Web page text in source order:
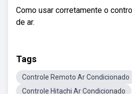
Como usar corretamente o
de ar.
Tags
Controle Remoto Ar Condicionado
Controle Hitachi Ar Condicionado